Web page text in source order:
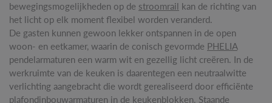
bewegingsmogelijkheden op de stroomrail kan de richting van
het licht op elk moment flexibel worden veranderd.
De gasten kunnen gewoon lekker ontspannen in de open
woon- en eetkamer, waarin de conisch gevormde PHELIA
pendelarmaturen een warm wit en gezellig licht creëren. In de
werkruimte van de keuken is daarentegen een neutraalwitte
verlichting aangebracht die wordt gerealiseerd door efficiënte
plafondinbouwarmaturen in de keukenblokken. Staande